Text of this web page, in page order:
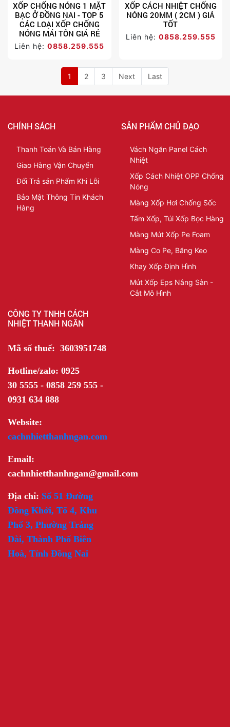
XỐP CHỐNG NÓNG 1 MẶT
BẠC Ở ĐỒNG NAI - TOP 5
CÁC LOẠI XỐP CHỐNG
NÓNG MÁI TÔN GIÁ RẺ
Liên hệ:0858.259.555
XỐP CÁCH NHIỆT CHỐNG
NÓNG 20MM ( 2CM ) GIÁ
TỐT
Liên hệ: 0858.259.555
1 2 3 Next Last
CHÍNH SÁCH
Thanh Toán Và Bán Hàng
Giao Hàng Vận Chuyển
Đổi Trả sản Phẩm Khi Lỗi
Bảo Mật Thông Tin Khách
Hàng
SẢN PHẨM CHỦ ĐẠO
Vách Ngăn Panel Cách
Nhiệt
Xốp Cách Nhiệt OPP Chống
Nóng
Màng Xốp Hơi Chống Sốc
Tấm Xốp, Túi Xốp Bọc Hàng
Màng Mút Xốp Pe Foam
Màng Co Pe, Băng Keo
Khay Xốp Định Hình
Mút Xốp Eps Nâng Sàn -
Cắt Mô Hình
CÔNG TY TNHH CÁCH
NHIỆT THANH NGÂN
Mã số thuế: 3603951748
Hotline/zalo: 0925
30 5555 - 0858 259 555 -
0931 634 888
Website:
cachnhietthanhngan.com
Email:
cachnhietthanhngan@gmail.com
Địa chỉ: Số 51 Đường
Đồng Khởi, Tổ 4, Khu
Phố 3, Phường Trảng
Dài, Thành Phố Biên
Hoà, Tỉnh Đồng Nai